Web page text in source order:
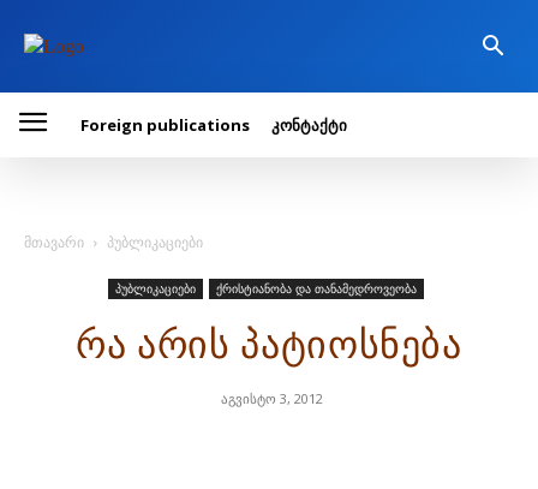
Foreign publications კონტაქტი
მთავარი პუბლიკაციები
პუბლიკაციები ქრისტიანობა და თანამედროვეობა
რა არის პატიოსნება
აგვისტო 3, 2012